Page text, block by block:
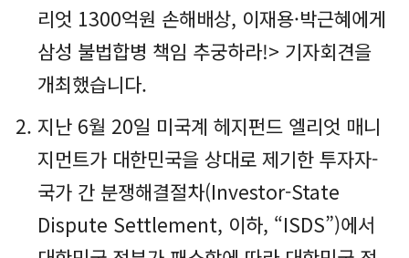
리엇 1300억원 손해배상, 이재용·박근혜에게
삼성 불법합병 책임 추궁하라!> 기자회견을
개최했습니다.
지난 6월 20일 미국계 헤지펀드 엘리엇 매니
지먼트가 대한민국을 상대로 제기한 투자자-
국가 간 분쟁해결절차(Investor-State
Dispute Settlement, 이하, “ISDS”)에서